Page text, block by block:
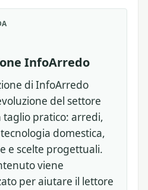
InfoArredo
di InfoArredo
del settore
taglio pratico: arredi,
domestica,
e scelte progettuali.
viene
per aiutare il lettore